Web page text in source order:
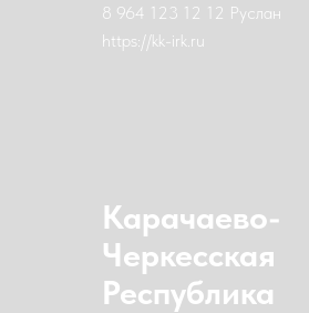
8 964 123 12 12 Руслан
https://kk-irk.ru
Карачаево-
Черкесская
Республика